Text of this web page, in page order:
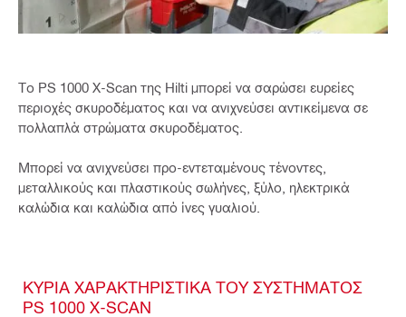
Το PS 1000 X-Scan της Hilti μπορεί να σαρώσει ευρείες
περιοχές σκυροδέματος και να ανιχνεύσει αντικείμενα σε
πολλαπλά στρώματα σκυροδέματος.
Μπορεί να ανιχνεύσει προ-εντεταμένους τένοντες,
μεταλλικούς και πλαστικούς σωλήνες, ξύλο, ηλεκτρικά
καλώδια και καλώδια από ίνες γυαλιού.
ΚΥΡΙΑ ΧΑΡΑΚΤΗΡΙΣΤΙΚΑ ΤΟΥ ΣΥΣΤΗΜΑΤΟΣ
PS 1000 X-SCAN